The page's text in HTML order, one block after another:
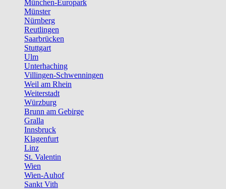
München-Europark
Münster
Nürnberg
Reutlingen
Saarbrücken
Stuttgart
Ulm
Unterhaching
Villingen-Schwenningen
Weil am Rhein
Weiterstadt
Würzburg
Brunn am Gebirge
Gralla
Innsbruck
Klagenfurt
Linz
St. Valentin
Wien
Wien-Auhof
Sankt Vith